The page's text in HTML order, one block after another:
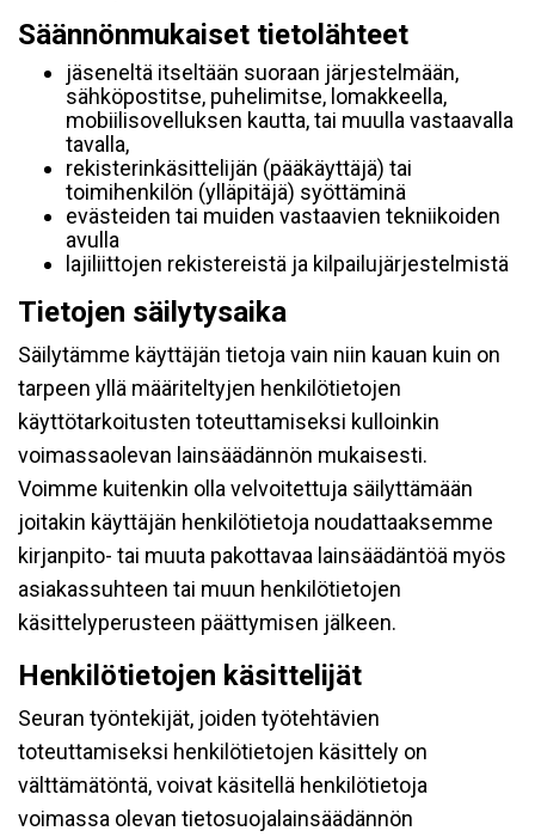
Säännönmukaiset tietolähteet
jäseneltä itseltään suoraan järjestelmään,
sähköpostitse, puhelimitse, lomakkeella,
mobiilisovelluksen kautta, tai muulla vastaavalla
tavalla,
rekisterinkäsittelijän (pääkäyttäjä) tai
toimihenkilön (ylläpitäjä) syöttäminä
evästeiden tai muiden vastaavien tekniikoiden
avulla
lajiliittojen rekistereistä ja kilpailujärjestelmistä
Tietojen säilytysaika
Säilytämme käyttäjän tietoja vain niin kauan kuin on
tarpeen yllä määriteltyjen henkilötietojen
käyttötarkoitusten toteuttamiseksi kulloinkin
voimassaolevan lainsäädännön mukaisesti.
Voimme kuitenkin olla velvoitettuja säilyttämään
joitakin käyttäjän henkilötietoja noudattaaksemme
kirjanpito- tai muuta pakottavaa lainsäädäntöä myös
asiakassuhteen tai muun henkilötietojen
käsittelyperusteen päättymisen jälkeen.
Henkilötietojen käsittelijät
Seuran työntekijät, joiden työtehtävien
toteuttamiseksi henkilötietojen käsittely on
välttämätöntä, voivat käsitellä henkilötietoja
voimassa olevan tietosuojalainsäädännön